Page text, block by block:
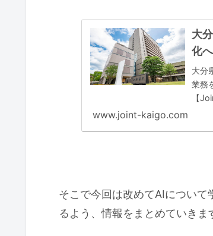
大
化
大分
業務
【
www.joint-kaigo.com
そこで今回は改めてAIについて
るよう、情報をまとめていきま